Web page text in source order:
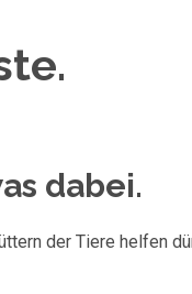
dabei.
der Tiere helfen